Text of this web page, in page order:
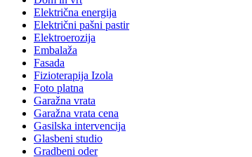
Električna energija
Električni pašni pastir
Elektroerozija
Embalaža
Fasada
Fizioterapija Izola
Foto platna
Garažna vrata
Garažna vrata cena
Gasilska intervencija
Glasbeni studio
Gradbeni oder